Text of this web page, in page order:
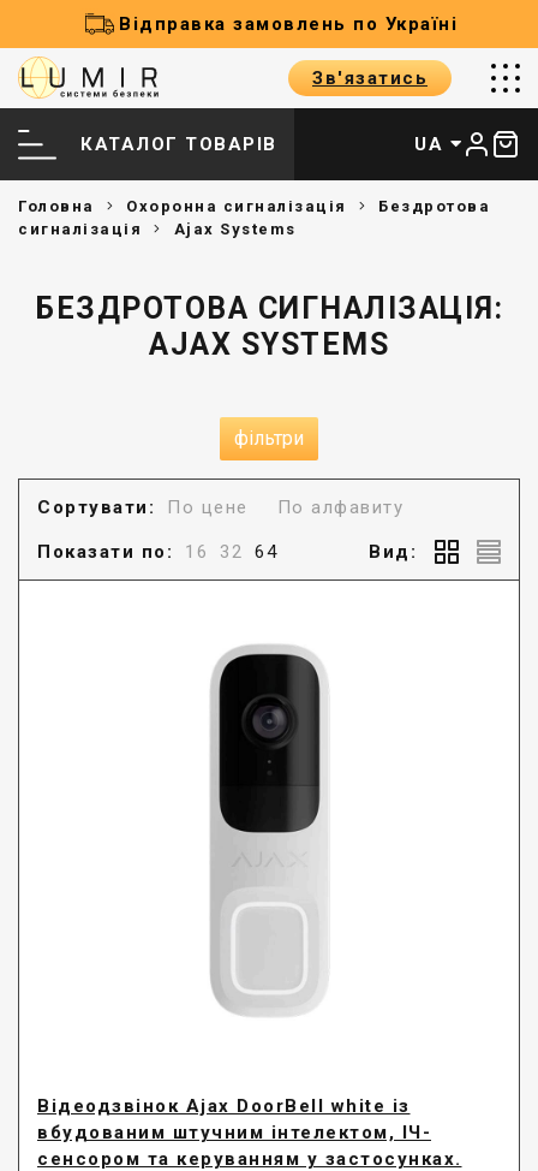
Відправка замовлень по Україні
Зв'язатись
КАТАЛОГ ТОВАРІВ UA
Головна Охоронна сигналізація
Бездротова
сигналізація
Ajax Systems
БЕЗДРОТОВА СИГНАЛІЗАЦІЯ:
AJAX SYSTEMS
фільтри
Сортувати: По цене По алфавиту
Показати по: 16 32 64 Вид:
Відеодзвінок Ajax DoorBell white із
вбудованим штучним інтелектом, ІЧ-
сенсором та керуванням у застосунках.